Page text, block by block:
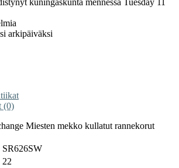
arkipäiväksi
(0)
Miesten mekko kullatut rannekorut
SR626SW
22